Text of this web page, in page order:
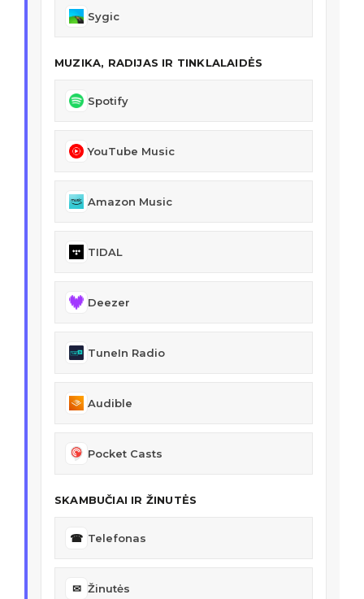
Sygic
MUZIKA, RADIJAS IR TINKLALAIDĖS
Spotify
YouTube Music
Amazon Music
TIDAL
Deezer
TuneIn Radio
Audible
Pocket Casts
SKAMBUČIAI IR ŽINUTĖS
☎ Telefonas
✉ Žinutės